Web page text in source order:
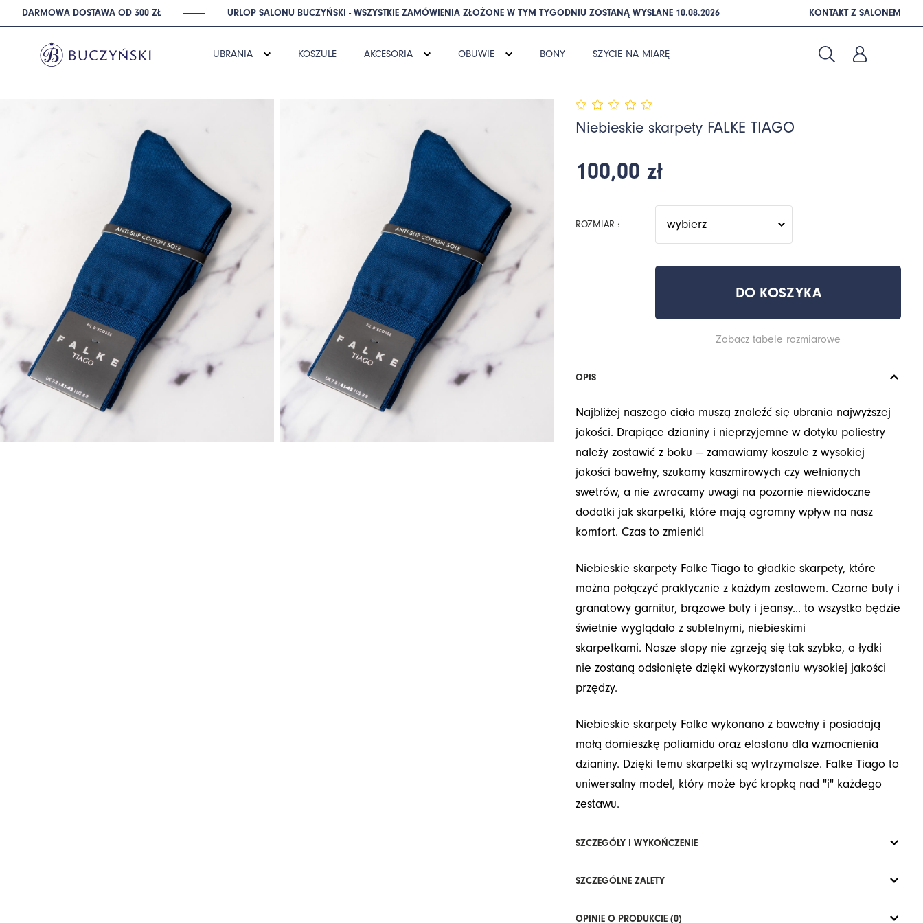
DARMOWA DOSTAWA OD 300 ZŁ URLOP SALONU BUCZYŃSKI - WSZYSTKIE ZAMÓWIENIA ZŁOŻONE W TYM TYGODNIU ZOSTANĄ WYSŁANE 10.08.2026 KONTAKT Z SALONEM
UBRANIA KOSZULE AKCESORIA OBUWIE BONY SZYCIE NA MIARĘ
Niebieskie skarpety FALKE TIAGO
100,00 zł
ROZMIAR :
DO KOSZYKA
Zobacz tabele rozmiarowe
OPIS
Najbliżej naszego ciała muszą znaleźć się ubrania najwyższej
jakości. Drapiące dzianiny i nieprzyjemne w dotyku poliestry
należy zostawić z boku — zamawiamy koszule z wysokiej
jakości bawełny, szukamy kaszmirowych czy wełnianych
swetrów, a nie zwracamy uwagi na pozornie niewidoczne
dodatki jak skarpetki, które mają ogromny wpływ na nasz
komfort. Czas to zmienić!
Niebieskie skarpety Falke Tiago to gładkie skarpety, które
można połączyć praktycznie z każdym zestawem. Czarne buty i
granatowy garnitur, brązowe buty i jeansy... to wszystko będzie
świetnie wyglądało z subtelnymi, niebieskimi
skarpetkami. Nasze stopy nie zgrzeją się tak szybko, a łydki
nie zostaną odsłonięte dzięki wykorzystaniu wysokiej jakości
przędzy.
Niebieskie skarpety Falke wykonano z bawełny i posiadają
małą domieszkę poliamidu oraz elastanu dla wzmocnienia
dzianiny. Dzięki temu skarpetki są wytrzymalsze. Falke Tiago to
uniwersalny model, który może być kropką nad "i" każdego
zestawu.
SZCZEGÓŁY I WYKOŃCZENIE
SZCZEGÓLNE ZALETY
OPINIE O PRODUKCIE (0)